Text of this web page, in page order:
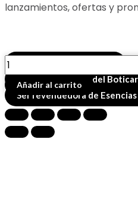
lanzamientos, ofertas y
DIFUSOR
RATAN-
MISTIC-
125ML
cantidad
Añadir al carrito
Comprar esencias del
Ser revendedora de